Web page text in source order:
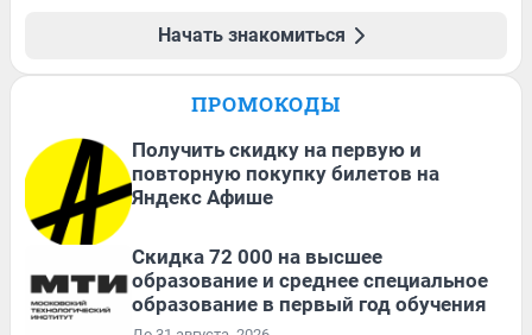
Начать знакомиться
ПРОМОКОДЫ
Получить скидку на первую и
повторную покупку билетов на
Яндекс Афише
Скидка 72 000 на высшее
образование и среднее специальное
образование в первый год обучения